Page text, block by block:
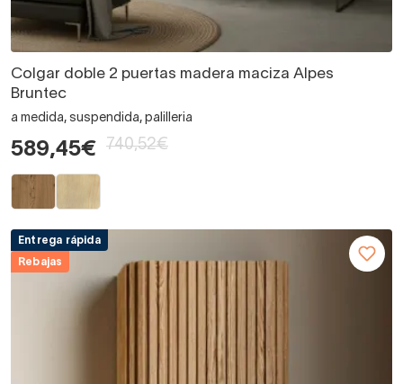
Colgar doble 2 puertas madera maciza Alpes
Bruntec
a medida, suspendida, palilleria
589,45€ 740,52€
Entrega rápida
Rebajas